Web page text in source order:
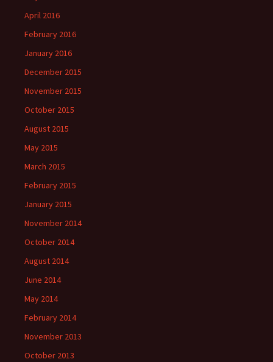
April 2016
February 2016
January 2016
December 2015
November 2015
October 2015
August 2015
May 2015
March 2015
February 2015
January 2015
November 2014
October 2014
August 2014
June 2014
May 2014
February 2014
November 2013
October 2013